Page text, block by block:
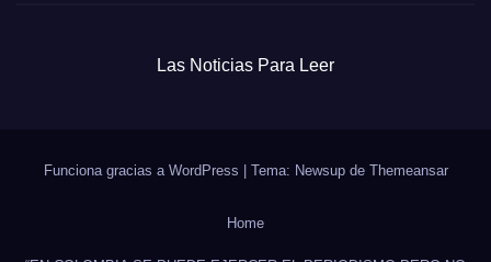
Las Noticias Para Leer
Funciona gracias a WordPress | Tema: Newsup de Themeansar
Home